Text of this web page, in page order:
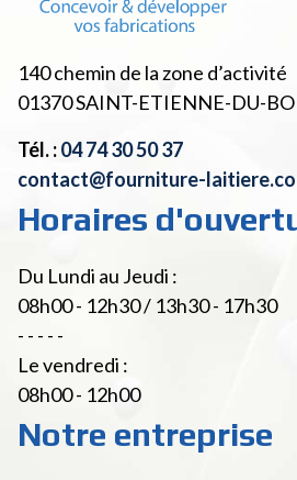
140 chemin de la zone d’activité
01370SAINT-ETIENNE-DU-
Tél. :04 74 30 50 37
contact@fourniture-
Horaires
Du Lundi au Jeudi :
08h00 - 12h30 / 13h30 - 17h30
- - - - -
Le vendredi :
08h00 - 12h00
Notre entreprise